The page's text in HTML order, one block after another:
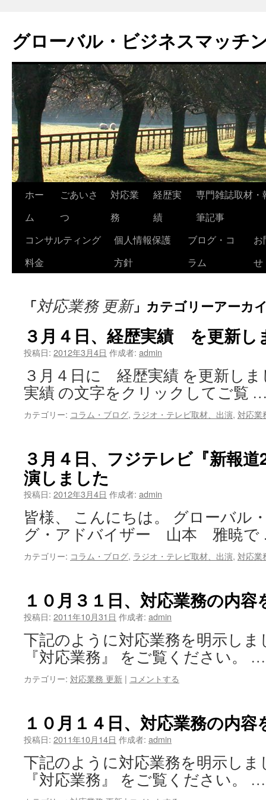
グローバル・ビジネスマッチ
ン
キ
プ
ホー
ム
ごあいさ
つ
対応業
務
経歴実
績
専門雑誌取材・
筆記事
コンサルティング
料金
個人情報保護
方針
ブログ・コ
ラム
お
せ
「対応業務 更新」カテゴリーアーカ
３月４日、経歴実績 を更新し
投稿日: 2012年3月4日 作成者: admin
３月４日に 経歴実績 を更新しま
実績 の文字をクリックしてご覧
カテゴリー: コラム・ブログ, ラジオ・テレビ取材、出演, 対応業
３月４日、フジテレビ『新報
演しました
投稿日: 2012年3月4日 作成者: admin
皆様、 こんにちは。 グローバル
グ・アドバイザー 山本 雅暁
カテゴリー: コラム・ブログ, ラジオ・テレビ取材、出演, 対応業
１０月３１日、対応業務の内
投稿日: 2011年10月31日 作成者: admin
下記のように対応業務を明示しま
『対応業務』 をご覧ください。
カテゴリー: 対応業務 更新 | コメントする
１０月１４日、対応業務の内
投稿日: 2011年10月14日 作成者: admin
下記のように対応業務を明示しま
『対応業務』 をご覧ください。